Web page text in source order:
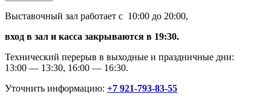
Выставочный зал работает с 10:00 до 20:00,
вход в зал и касса закрываются в 19:30.
Технический перерыв в выходные и праздничные дни:
13:00 — 13:30, 16:00 — 16:30.
Уточнить информацию: +7 921-793-83-55